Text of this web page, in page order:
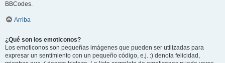
BBCodes.
Arriba
¿Qué son los emoticonos?
Los emoticonos son pequeñas imágenes que pueden ser utilizadas para
expresar un sentimiento con un pequeño código, e.j. :) denota felicidad,